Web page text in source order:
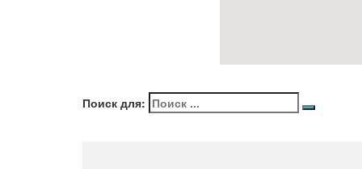
Поиск для: